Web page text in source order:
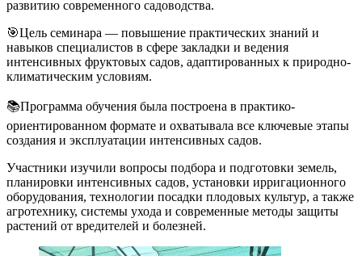
развитию современного садоводства.
🎯Цель семинара — повышение практических знаний и
навыков специалистов в сфере закладки и ведения
интенсивных фруктовых садов, адаптированных к природно-
климатическим условиям.
📚Программа обучения была построена в практико-
ориентированном формате и охватывала все ключевые этапы
создания и эксплуатации интенсивных садов.
Участники изучили вопросы подбора и подготовки земель,
планировки интенсивных садов, установки ирригационного
оборудования, технологии посадки плодовых культур, а также
агротехнику, системы ухода и современные методы защиты
растений от вредителей и болезней.